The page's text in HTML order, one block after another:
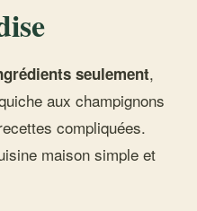
seulement,
aux champignons
compliquées.
maison simple et